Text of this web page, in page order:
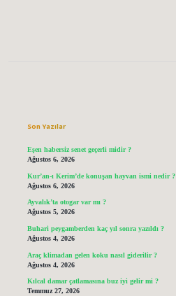
Son Yazılar
Eşen habersiz senet geçerli midir ?
Ağustos 6, 2026
Kur’an-ı Kerim’de konuşan hayvan ismi nedir ?
Ağustos 6, 2026
Ayvalık’ta otogar var mı ?
Ağustos 5, 2026
Buhari peygamberden kaç yıl sonra yazıldı ?
Ağustos 4, 2026
Araç klimadan gelen koku nasıl giderilir ?
Ağustos 4, 2026
Kılcal damar çatlamasına buz iyi gelir mi ?
Temmuz 27, 2026